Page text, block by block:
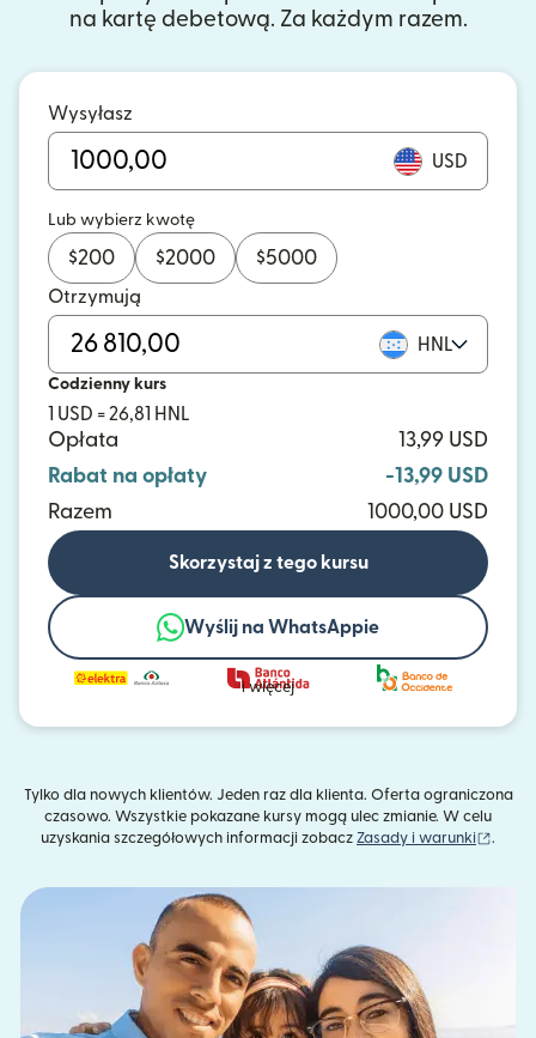
na kartę debetową. Za każdym razem.
Wysyłasz
USD
Lub wybierz kwotę
$200 $2000 $5000
Otrzymują
HNL
Codzienny kurs
1 USD = 26,81 HNL
Opłata
13,99 USD
Rabat na opłaty
-13,99 USD
Razem
1000,00 USD
Skorzystaj z tego kursu
Wyślij na WhatsAppie
i więcej
Tylko dla nowych klientów. Jeden raz dla klienta. Oferta ograniczona
czasowo. Wszystkie pokazane kursy mogą ulec zmianie. W celu
uzyskania szczegółowych informacji zobacz Zasady i warunki .